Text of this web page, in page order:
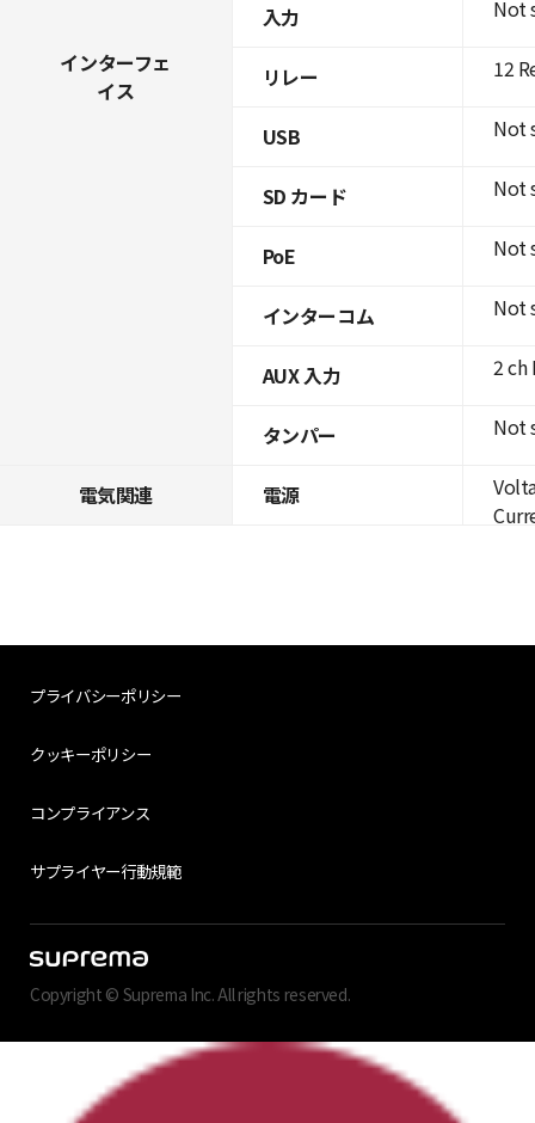
インターフェ
イス
入力
リレー
USB
SD カード
PoE
インターコム
AUX 入力
タンパー
電気関連 電源
Not
12
Not
Not
Not
Not
2
Not
プライバシーポリシー
クッキーポリシー
コンプライアンス
サプライヤー行動規範
Copyright © Suprema Inc. All rights reserved.